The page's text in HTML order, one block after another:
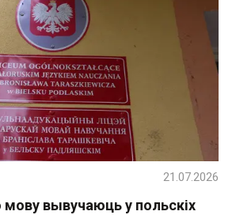
вывучаюць у польскіх
21.07.2026